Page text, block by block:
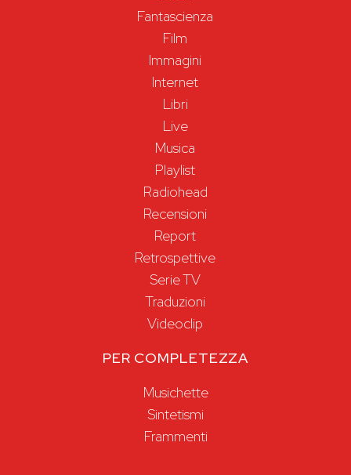
Fantascienza
Film
Immagini
Internet
Libri
Live
Musica
Playlist
Radiohead
Recensioni
Report
Retrospettive
Serie TV
Traduzioni
Videoclip
PER COMPLETEZZA
Musichette
Sintetismi
Frammenti